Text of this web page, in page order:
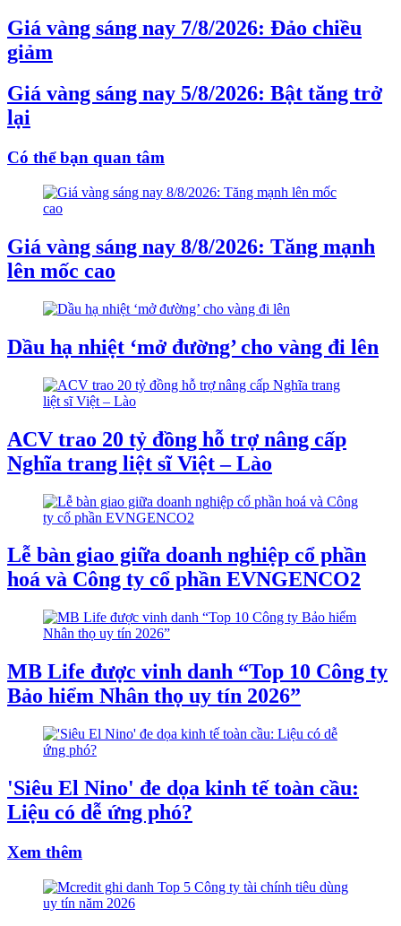
Giá vàng sáng nay 7/8/2026: Đảo chiều
giảm
Giá vàng sáng nay 5/8/2026: Bật tăng trở
lại
Có thể bạn quan tâm
Giá vàng sáng nay 8/8/2026: Tăng mạnh
lên mốc cao
Dầu hạ nhiệt ‘mở đường’ cho vàng đi lên
ACV trao 20 tỷ đồng hỗ trợ nâng cấp
Nghĩa trang liệt sĩ Việt – Lào
Lễ bàn giao giữa doanh nghiệp cổ phần
hoá và Công ty cổ phần EVNGENCO2
MB Life được vinh danh “Top 10 Công ty
Bảo hiểm Nhân thọ uy tín 2026”
'Siêu El Nino' đe dọa kinh tế toàn cầu:
Liệu có dễ ứng phó?
Xem thêm